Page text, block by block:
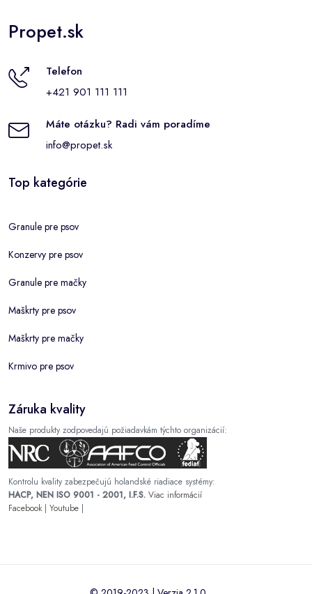
Propet.sk
Telefon
+421 901 111 111
Máte otázku? Radi vám poradíme
info@propet.sk
Top kategórie
Granule pre psov
Konzervy pre psov
Granule pre mačky
Maškrty pre psov
Maškrty pre mačky
Krmivo pre psov
Záruka kvality
Naše produkty zodpovedajú požiadavkám týchto organizácií:
Kontrolu kvality zabezpečujú holandské riadiace systémy:
HACP, NEN ISO 9001 - 2001, I.F.S. Viac informácií
Facebook| Youtube |